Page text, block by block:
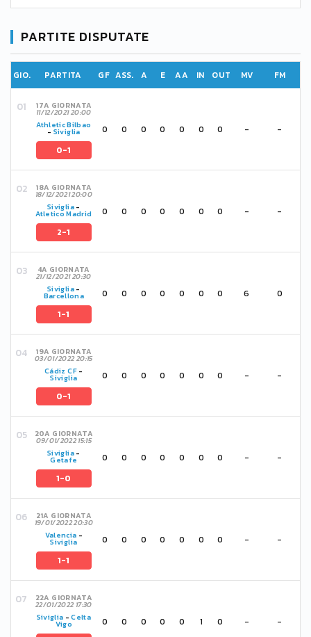
PARTITE DISPUTATE
GIO. PARTITA GF ASS. A E AA IN OUT MV FM
17A GIORNATA
11/12/2021 20:00
Athletic Bilbao
- Siviglia
0-1
0 0 0 0 0 0 0 - -
18A GIORNATA
18/12/2021 20:00
Siviglia-
Atletico Madrid
2-1
0 0 0 0 0 0 0 - -
4A GIORNATA
21/12/2021 20:30
Siviglia-
Barcellona
1-1
0 0 0 0 0 0 0 6 0
19A GIORNATA
03/01/2022 20:15
Cádiz CF-
Siviglia
0-1
0 0 0 0 0 0 0 - -
20A GIORNATA
09/01/2022 15:15
Siviglia-
Getafe
1-0
0 0 0 0 0 0 0 - -
21A GIORNATA
19/01/2022 20:30
Valencia -
Siviglia
1-1
0 0 0 0 0 0 0 - -
22A GIORNATA
22/01/2022 17:30
Siviglia -Celta
Vigo 0 0 0 0 0 1 0 - -